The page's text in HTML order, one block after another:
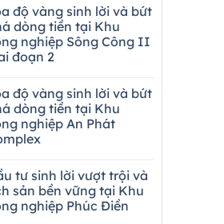
độ vàng sinh lời và bứt
dòng tiền tại Khu
nghiệp Sông Công II
đoạn 2
độ vàng sinh lời và bứt
dòng tiền tại Khu
nghiệp An Phát
tư sinh lời vượt trội và
sản bền vững tại Khu
nghiệp Phúc Điền